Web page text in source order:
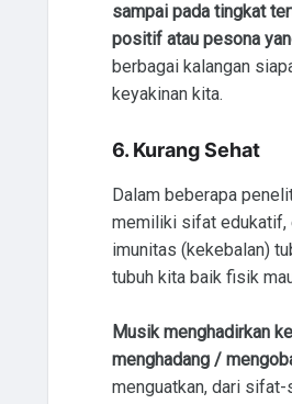
sampai pada tingkat
positif atau pesona
berbagai kalangan
keyakinan kita.
6. Kurang Sehat
Dalam beberapa
memiliki sifat edukatif,
imunitas (kekebalan)
tubuh kita baik fisik
Musik menghadirkan
menghadang / m
menguatkan, dari